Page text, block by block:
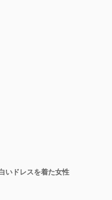
いドレスを着た女性